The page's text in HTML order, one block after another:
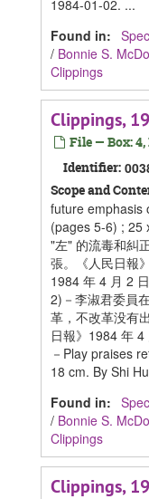
1984-01-02. ...
Found in:
/ Bonnie S.
Clippings
Clippings,
File — Box: 4,
Identifier:
Scope and
future emphasis
(pages 5-6) ; 25
"左" 的流毒和糾
張。《人民日報
1984 年 4 月 2
2)－李淑君委員
革，不改革没有
日報》1984 年
－Play praises
18 cm. By Shi
Found in:
/ Bonnie S.
Clippings
Clippings,